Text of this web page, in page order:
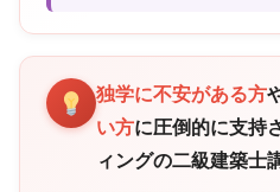
独学に不安がある方
い方に圧倒的に支持
ィングの二級建築士